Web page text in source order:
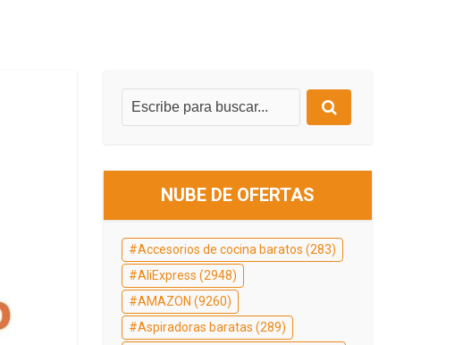
NUBE DE OFERTAS
Accesorios de cocina baratos (283)
AliExpress (2948)
AMAZON (9260)
Aspiradoras baratas (289)